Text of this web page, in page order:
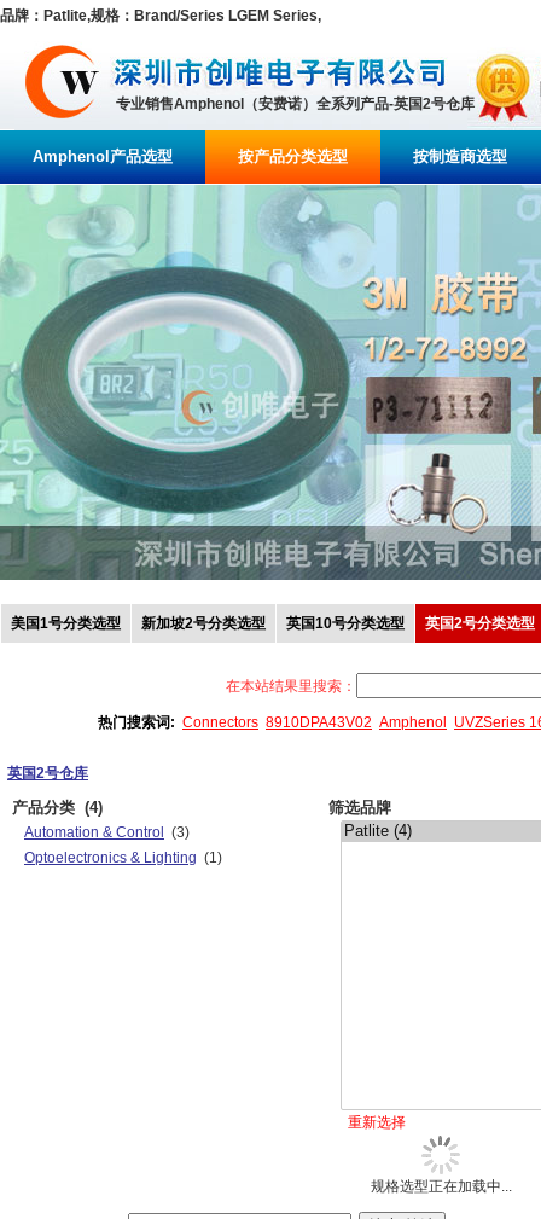
品牌：Patlite,规格：Brand/Series LGEM Series,
专业销售Amphenol（安费诺）全系列产品-英国2号仓库
Amphenol产品选型 按产品分类选型 按制造商选型
美国1号分类选型 新加坡2号分类选型 英国10号分类选型 英国2号分类选型
在本站结果里搜索：
热门搜索词: Connectors 8910DPA43V02 Amphenol UVZSeries
英国2号仓库
产品分类 (4)
Automation & Control
(3)
Optoelectronics & Lighting (1)
筛选品牌
重新选择
规格选型正在加载中...